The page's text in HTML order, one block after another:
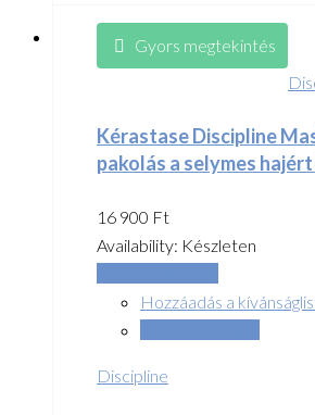
Gyors megtekintés
Kérastase Discipline
pakolás a selymes
16 900 Ft
Availability: Készleten
Hozzáadás a
Discipline